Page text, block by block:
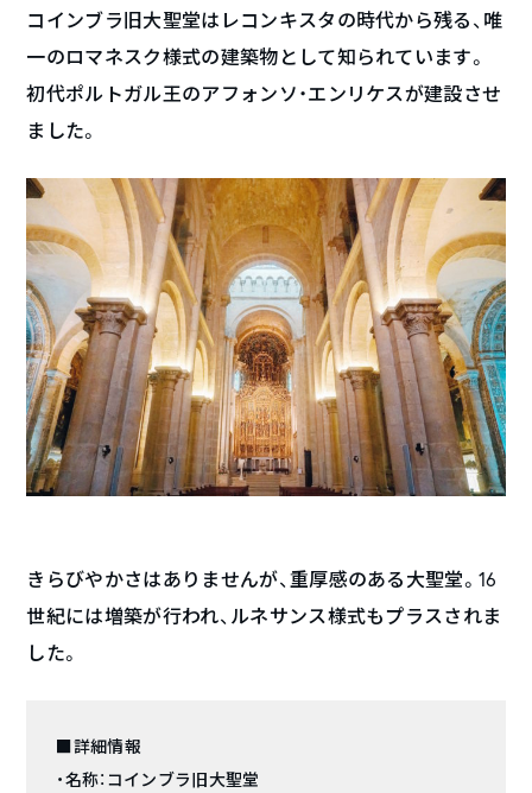
コインブラ旧大聖堂はレコンキスタの時代から残る、唯
一のロマネスク様式の建築物として知られています。
初代ポルトガル王のアフォンソ・エンリケスが建設させ
ました。
きらびやかさはありませんが、重厚感のある大聖堂。16
世紀には増築が行われ、ルネサンス様式もプラスされま
した。
■詳細情報
・名称：コインブラ旧大聖堂